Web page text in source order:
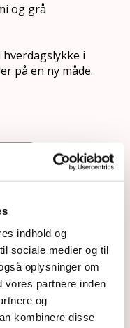
indhold og
sociale medier og til
oplysninger om
vores partnere inden
og
kombinere disse
og grå
i
på en ny måde.